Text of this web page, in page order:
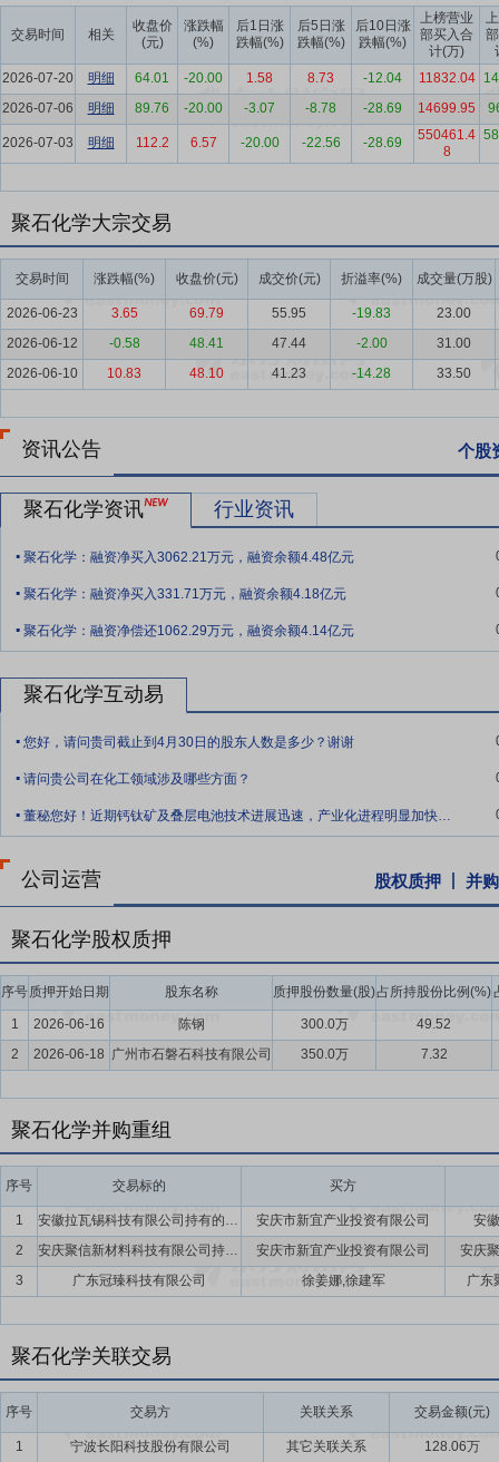
作站、广东省博士工作站、广东省博士后创新实践基地、广东省企业
及高校的合作，包括中山大学、华南理工大学、北京化工大学、华南
大学等，储备了毫米波雷达吸波材料、3D打印材料、LCD光刻胶、聚
AEM电解槽、生物基可降解材料、化学原料药产业化生产和创新药研
要点6：产业链融合优势
改性塑料行业下游客户需求差异大，产品品
料+产业链上下游延伸的经营模式，根据客户不同的需求，提供从需
要点7：健全的产品质量控制体系优势
公司深耕改性塑料行业多年，
序，通过严谨的产品设计、严格的供应商管理、优良的生产检测工艺
生产、销售、售后服务等全流程。公司遵循ISO9001：2015质量管理
业务运行的体系环节推行ERP、PDM、CRM、OA系统建设，运用
员会（CNAS）认证。公司还不断通过安全生产标准化、ISO45001职
条件，强化安全基础管理，为稳定和加强公司产品质量管理提供了可
要点8：客户资源优势
公司深耕改性塑料行业多年，凭借良好的信
客户，创新协同成长”的理念，在拓展某一细分应用领域的客户时，
客户制定相应产品研发计划，与战略客户共同成长。
瞻的判断力。多年来，正是凭借核心管理团队对行业发展方向的准确
司进行了事业部制改革，赋予各事业部更多的决策权限，提高员工参
平，提高经营效益，推动公司可持续发展。
要点10：自愿锁定股份
自公司股票上市之日起三十六个月内,不转让
间接持有的该部分股份。
要点11：股利分配
在满足现金分红条件的基础上,结合公司持续经营
年以现金方式累计分配的利润不少于最近3年实现的年均可分配利润的
要点12： 稳定股价措施
公司首次公开发行股票并上市后三年内,如公
持股份、公司全体董事(独立董事除外)和高级管理人员增持公司股票以
交易时间 相关
收盘价
(元)
涨跌幅
(%)
后1日涨
跌幅(%)
后5日涨
跌幅(%)
后10日涨
跌幅(%)
上榜营业
部买入合
计(万)
2026-07-20
明细 64.01 -20.00 1.58 8.73 -12.04 11832.04
2026-07-06
明细 89.76 -20.00 -3.07 -8.78 -28.69 14699.95
2026-07-03 明细 112.2 6.57 -20.00 -22.56 -28.69
550461.4
8
聚石化学大宗交易
交易时间 涨跌幅(%) 收盘价(元) 成交价(元) 折溢率(%) 成交量(万股)
2026-06-23 3.65 69.79 55.95 -19.83
23.00
2026-06-12
-0.58 48.41 47.44 -2.00
31.00
2026-06-10
10.83 48.10 41.23 -14.28 33.50
资讯公告 个股
聚石化学资讯 行业资讯
. 聚石化学：融资净买入3062.21万元，融资余额4.48亿元
. 聚石化学：融资净买入331.71万元，融资余额4.18亿元
. 聚石化学：融资净偿还1062.29万元，融资余额4.14亿元
聚石化学互动易
. 您好，请问贵司截止到4月30日的股东人数是多少？谢谢
. 请问贵公司在化工领域涉及哪些方面？
. 董秘您好！近期钙钛矿及叠层电池技术进展迅速，产业化进程明显加快。鉴于公司在磷化工
公司运营 股权质押 并
聚石化学股权质押
序号质押开始日期 股东名称 质押股份数量(股)占所持股份比例(%)
1 2026-06-16 陈钢 300.0万
49.52
2
2026-06-18 广州市石磐石科技有限公司 350.0万 7.32
聚石化学并购重组
序号 交易标的 买方
1 安徽拉瓦锡科技有限公司持有的位于安庆高新区的地面建筑、附属设备 安庆市新宜产业投资有限公司
安
2
安庆聚信新材料科技有限公司持有的位于安庆高新区的土地使用权及其地面建筑、附属设备 安庆市新宜产业投资有限公司
安庆
3
广东冠臻科技有限公司 徐姜娜,徐建军 广东
聚石化学关联交易
序号 交易方 关联关系 交易金额(元)
1 宁波长阳科技股份有限公司 其它关联关系 128.06万